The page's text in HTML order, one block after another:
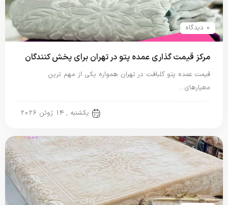
0 دیدگاه
مرکز قیمت گذاری عمده پتو در تهران برای پخش کنندگان
قیمت عمده پتو گلبافت در تهران همواره یکی از مهم ترین
معیارهای…
یکشنبه , 14 ژوئن 2026